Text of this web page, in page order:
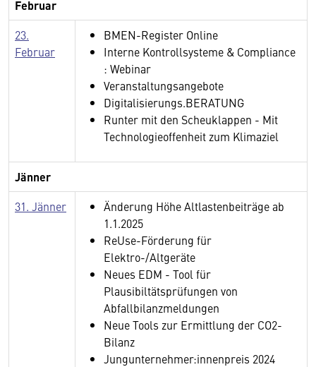
Februar
23.
Februar
BMEN-Register Online
Interne Kontrollsysteme & Compliance
: Webinar
Veranstaltungsangebote
Digitalisierungs.BERATUNG
Runter mit den Scheuklappen - Mit
Technologieoffenheit zum Klimaziel
Jänner
31. Jänner
Änderung Höhe Altlastenbeiträge ab
1.1.2025
ReUse-Förderung für
Elektro-/Altgeräte
Neues EDM - Tool für
Plausibiltätsprüfungen von
Abfallbilanzmeldungen
Neue Tools zur Ermittlung der CO2-
Bilanz
Jungunternehmer:innenpreis 2024